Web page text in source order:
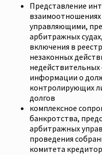
Представление
управляющими,
арбитражных
включения в
незаконных
информации о
контролирующих
долгов
комплексное
банкротства,
арбитражных
проведения
комитета